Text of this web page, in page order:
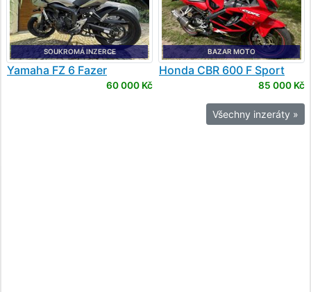
SOUKROMÁ INZERCE
Yamaha FZ 6 Fazer
60 000 Kč
BAZAR MOTO
Honda CBR 600 F Sport
85 000 Kč
Všechny inzeráty »